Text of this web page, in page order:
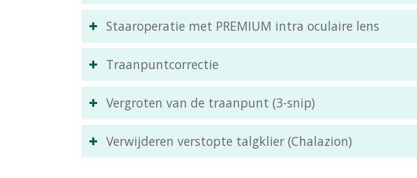
Staaroperatie met PREMIUM intra oculaire lens
Traanpuntcorrectie
Vergroten van de traanpunt (3-snip)
Verwijderen verstopte talgklier (Chalazion)